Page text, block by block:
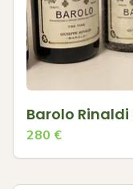
Barolo Rinaldi
280 €